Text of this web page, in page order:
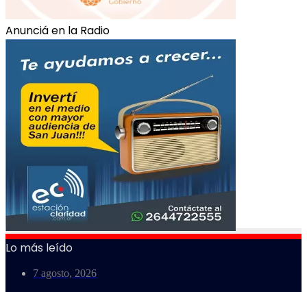
Anunciá en la Radio
Lo más leído
7 agosto, 2026